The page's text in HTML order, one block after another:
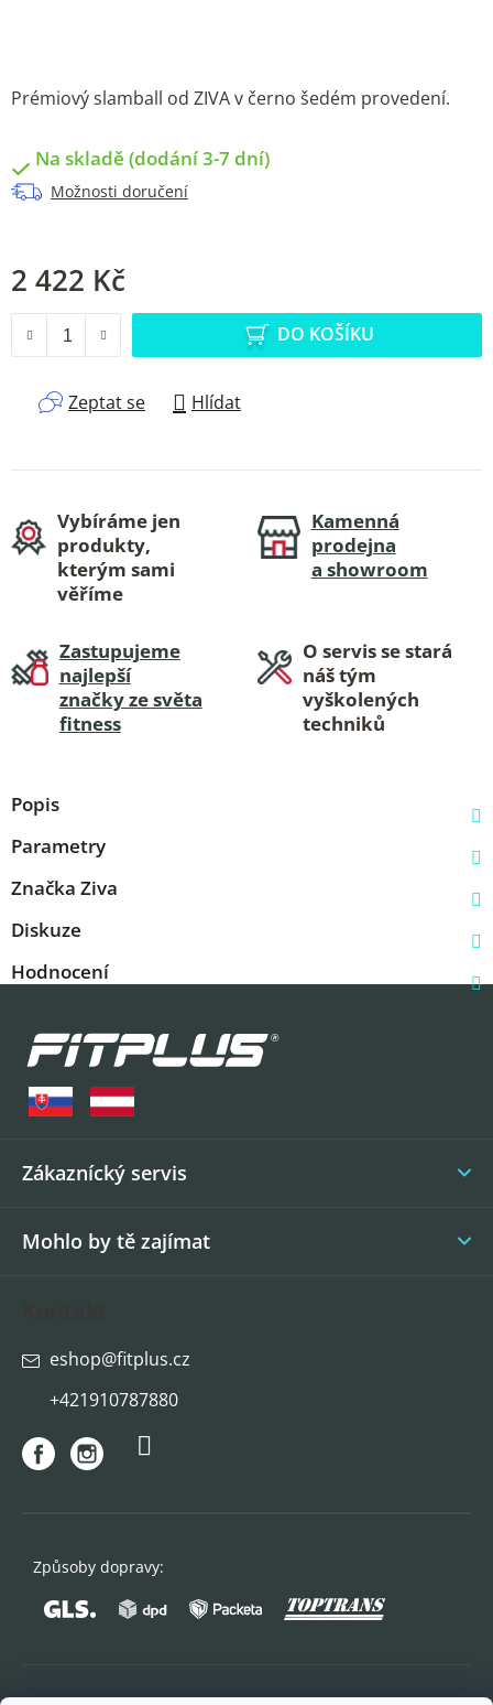
Prémiový slamball od ZIVA v černo šedém provedení.
Na skladě (dodání 3-7 dní)
Možnosti doručení
2 422 Kč
DO KOŠÍKU
Zeptat se Hlídat
Vybíráme jen
produkty,
kterým sami
věříme
Kamenná
prodejna
a showroom
Zastupujeme
najlepší
značky ze světa
fitness
O servis se stará
náš tým
vyškolených
techniků
Popis
Parametry
Značka Ziva
Diskuze
Hodnocení
Zákaznícký servis
Mohlo by tě zajímat
eshop@fitplus.cz
+421910787880
Způsoby dopravy: